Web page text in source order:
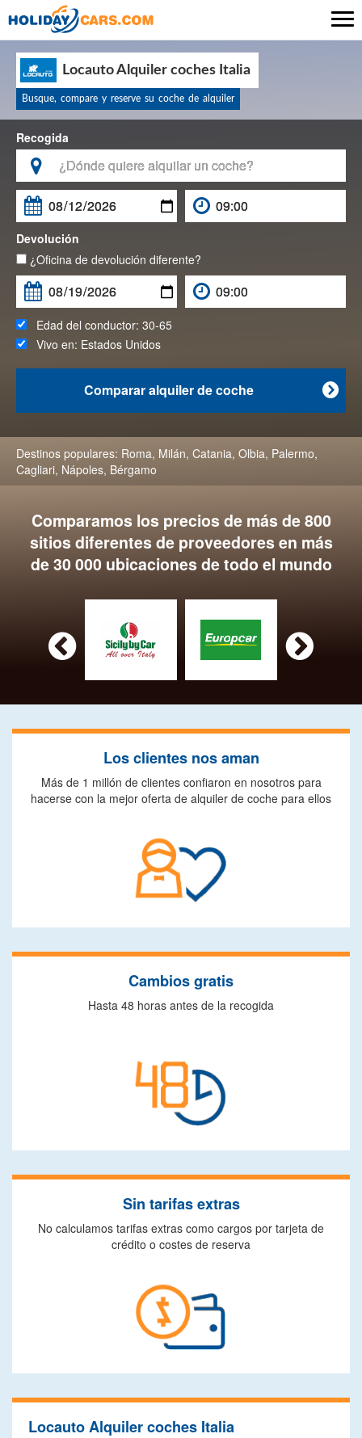
Locauto Alquiler coches Italia
Busque, compare y reserve su coche de alquiler
Recogida


Devolución
¿Oficina de devolución diferente?
Edad del conductor: 30-65
Vivo en: Estados Unidos

Comparar alquiler de coche
Destinos populares: Roma, Milán, Catania, Olbia, Palermo,
Cagliari, Nápoles, Bérgamo
Comparamos los precios de más de 800
sitios diferentes de proveedores en más
de 30 000 ubicaciones de todo el mundo
 
Los clientes nos aman
Más de 1 millón de clientes confiaron en nosotros para
hacerse con la mejor oferta de alquiler de coche para ellos
Cambios gratis
Hasta 48 horas antes de la recogida
Sin tarifas extras
No calculamos tarifas extras como cargos por tarjeta de
crédito o costes de reserva
Locauto Alquiler coches Italia